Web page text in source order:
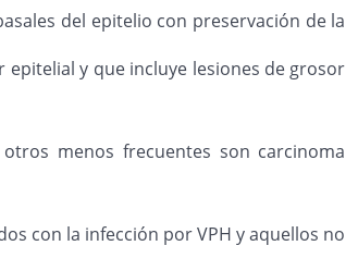
del epitelio con preservación de la
epitelial y que incluye lesiones de grosor
menos frecuentes son carcinoma
con la infección por VPH y aquellos no